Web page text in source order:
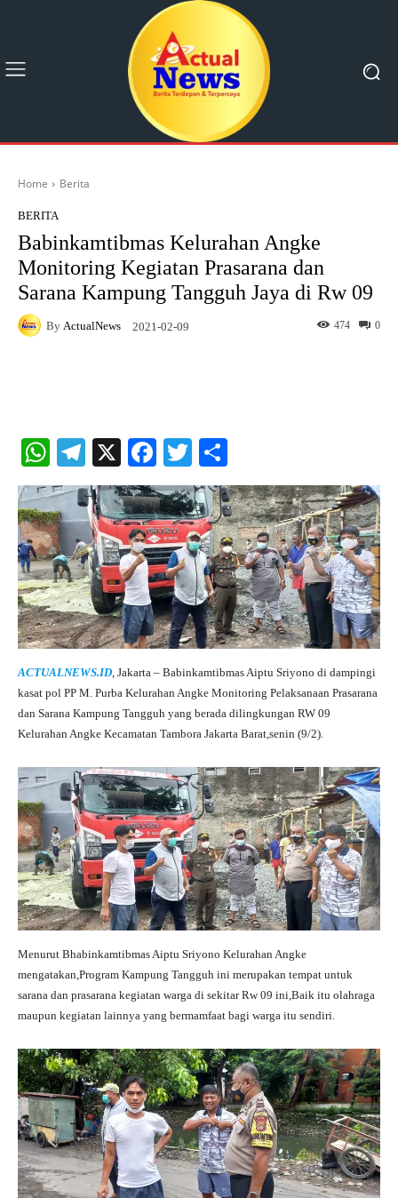
Home Berita
BERITA
Babinkamtibmas Kelurahan Angke
Monitoring Kegiatan Prasarana dan
Sarana Kampung Tangguh Jaya di Rw 09
By ActualNews 2021-02-09 0
474
W
ha
ts
A
pp
Te
le
gr
a
m
X
Fa
ce
bo
ok
T
wi
tte
r
ha
re
ACTUALNEWS.ID , Jakarta – Babinkamtibmas Aiptu Sriyono di dampingi
kasat pol PP M. Purba Kelurahan Angke Monitoring Pelaksanaan Prasarana
dan Sarana Kampung Tangguh yang berada dilingkungan RW 09
Kelurahan Angke Kecamatan Tambora Jakarta Barat,senin (9/2).
Menurut Bhabinkamtibmas Aiptu Sriyono Kelurahan Angke
mengatakan,Program Kampung Tangguh ini merupakan tempat untuk
sarana dan prasarana kegiatan warga di sekitar Rw 09 ini,Baik itu olahraga
maupun kegiatan lainnya yang bermamfaat bagi warga itu sendiri.